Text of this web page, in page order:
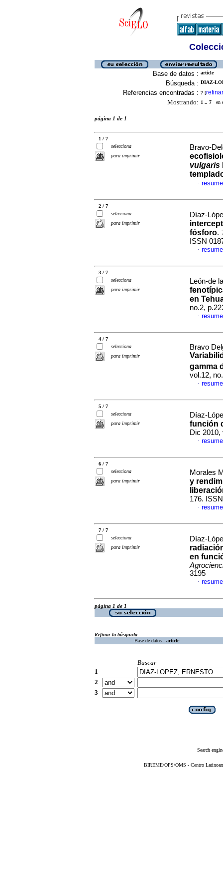
Base de datos : article
Búsqueda : DIAZ-
Referencias encontradas : 7 [refinar
Mostrando: 1 .. 7 en
página 1 de 1
1 / 7
selecciona
para imprimir
Bravo-
vulgaris
·
2 / 7
selecciona
para imprimir
Díaz-
fósforo.
ISSN
·
3 / 7
selecciona
para imprimir
León-de
en
no.2,
·
4 / 7
selecciona
para imprimir
Bravo
gamma
vol.12,
·
5 / 7
selecciona
para imprimir
Díaz-
función
Dic 2010,
·
6 / 7
selecciona
para imprimir
Morales
y
176.
·
7 / 7
selecciona
para imprimir
Díaz-
en
3195
·
página 1 de 1
Refinar la búsqueda
Base de datos : article
Buscar
1
2
3
Search
BIREME/OPS/OMS - Centro